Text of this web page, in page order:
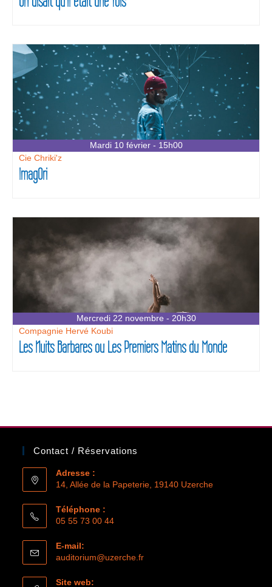
Mardi 10 février - 15h00
Cie Chriki'z
ImagOri
Mercredi 22 novembre - 20h30
Compagnie Hervé Koubi
Les Nuits Barbares ou Les Premiers Matins du Monde
Contact / Réservations
Adresse :
14, Allée de la Papeterie, 19140 Uzerche
Téléphone :
05 55 73 00 44
E-mail:
auditorium@uzerche.fr
Site web: